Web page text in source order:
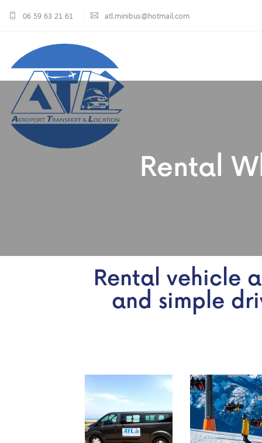
06 59 63 21 61 atl.minibus@hotmail.com
Rental
Rental vehicle
and simple